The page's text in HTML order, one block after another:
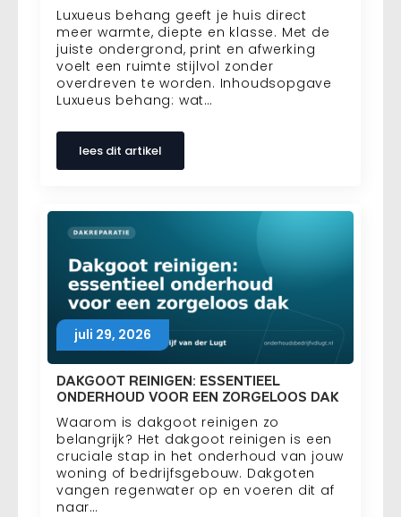
Luxueus behang geeft je huis direct
meer warmte, diepte en klasse. Met de
juiste ondergrond, print en afwerking
voelt een ruimte stijlvol zonder
overdreven te worden. Inhoudsopgave
Luxueus behang: wat…
lees dit artikel
DAKGOOT REINIGEN: ESSENTIEEL
ONDERHOUD VOOR EEN ZORGELOOS DAK
juli 29, 2026
Waarom is dakgoot reinigen zo
belangrijk? Het dakgoot reinigen is een
cruciale stap in het onderhoud van jouw
woning of bedrijfsgebouw. Dakgoten
vangen regenwater op en voeren dit af
naar…